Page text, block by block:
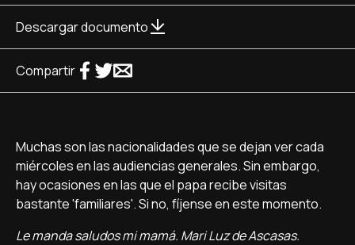
Descargar documento
Compartir
Muchas son las nacionalidades que se dejan ver cada
miércoles en las audiencias generales. Sin embargo,
hay ocasiones en las que el papa recibe visitas
bastante 'familiares'. Si no, fíjense en este momento.
Le manda saludos mi mamá. Mari Luz de Ascasas.